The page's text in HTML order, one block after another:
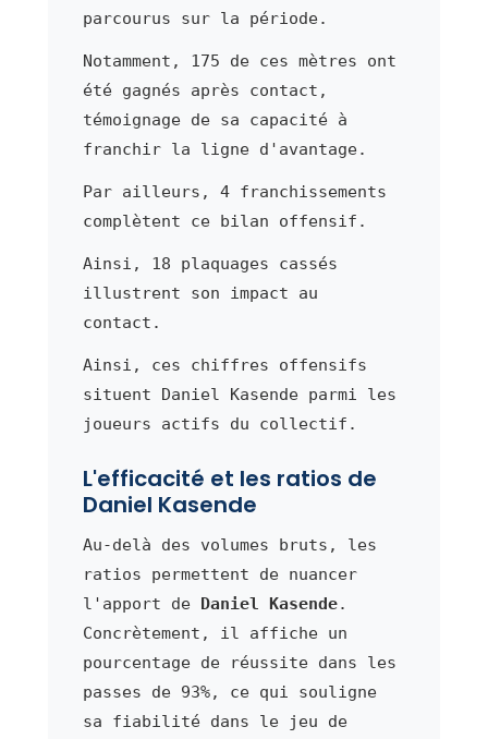
parcourus sur la période.
Notamment, 175 de ces mètres ont
été gagnés après contact,
témoignage de sa capacité à
franchir la ligne d'avantage.
Par ailleurs, 4 franchissements
complètent ce bilan offensif.
Ainsi, 18 plaquages cassés
illustrent son impact au
contact.
Ainsi, ces chiffres offensifs
situent Daniel Kasende parmi les
joueurs actifs du collectif.
L'efficacité et les ratios de
Daniel Kasende
Au-delà des volumes bruts, les
ratios permettent de nuancer
l'apport de Daniel Kasende.
Concrètement, il affiche un
pourcentage de réussite dans les
passes de 93%, ce qui souligne
sa fiabilité dans le jeu de